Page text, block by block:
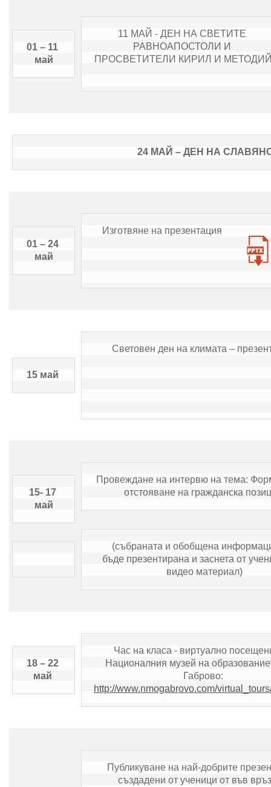
01 – 11
май
11 МАЙ - ДЕН НА СВЕТИТЕ
РАВНОАПОСТОЛИ И
ПРОСВЕТИТЕЛИ КИРИЛ И
24 МАЙ – ДЕН НА
01 – 24
май
Изготвяне на презентация
15 май
Световен ден на климата –
15- 17
май
Провеждане на интервю на тема:
отстояване на гражданска
(събраната и обобщена
бъде презентирана и заснета от
видео материал)
18 – 22
май
Час на класа - виртуално
Националния музей на
http://www.nmogabrovo.com/
Публикуване на най-добрите
създадени от ученици от във